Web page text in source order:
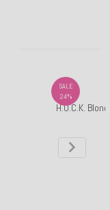
SALE
24%
H.O.C.K.